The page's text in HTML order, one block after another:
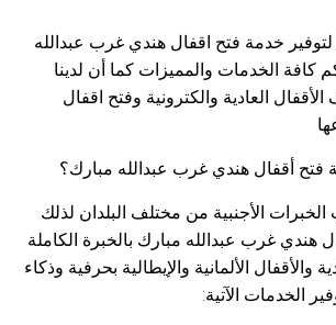
خدمة فتح اقفال هندي غرب عبدالله
كافة الخدمات والمميزات كما أن لدينا
العادية والكترونية وفتح اقفال
أقفال هندي غرب عبدالله مبارك؟
الأجنبية من مختلف البلدان لذلك
هندي غرب عبدالله مبارك بالخبرة الكاملة
والأقفال الألمانية والإيطالية بحرفية وذكاء
الخدمات الآتية: